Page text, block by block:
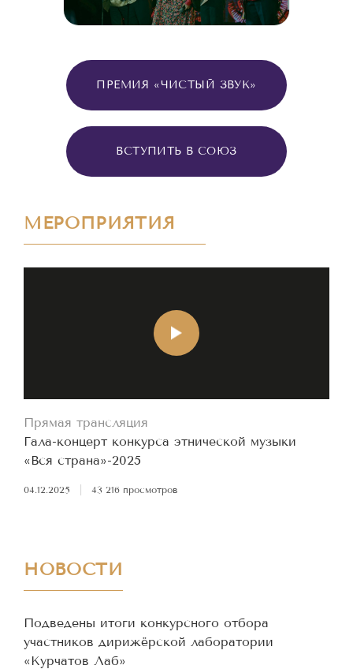
ПРЕМИЯ «ЧИСТЫЙ ЗВУК»
ВСТУПИТЬ В СОЮЗ
МЕРОПРИЯТИЯ
Прямая трансляция
Гала-концерт конкурса этнической музыки
«Вся страна»-2025
04.12.2025 43 216 просмотров
НОВОСТИ
Подведены итоги конкурсного отбора
участников дирижёрской лаборатории
«Курчатов Лаб»